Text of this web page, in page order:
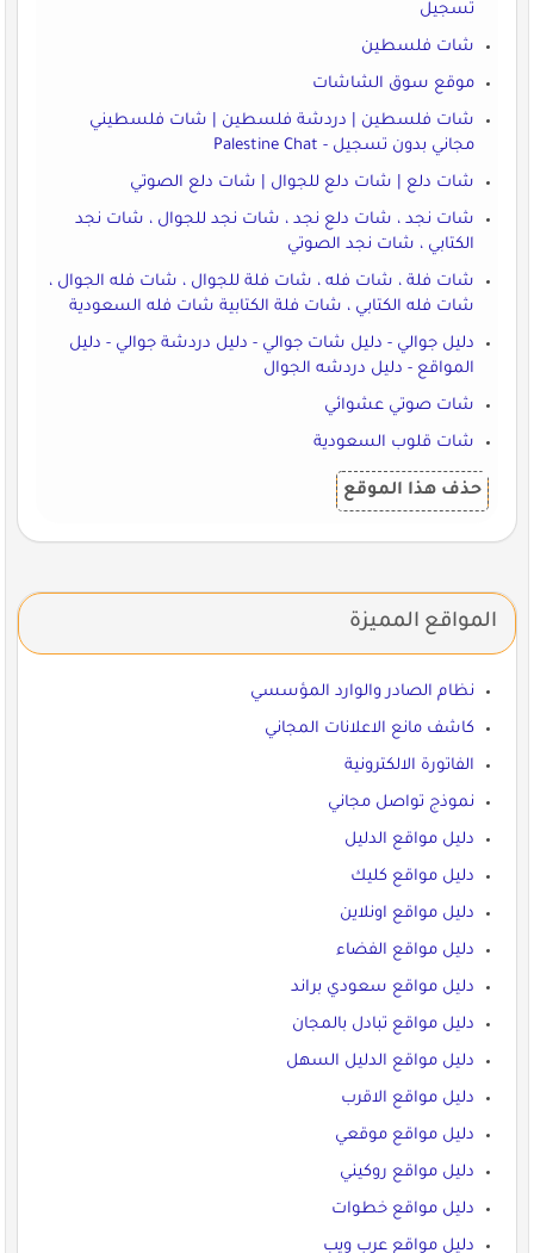
تسجيل
شات فلسطين
موقع سوق الشاشات
شات فلسطين | دردشة فلسطين | شات فلسطيني
مجاني بدون تسجيل - Palestine Chat
شات دلع | شات دلع للجوال | شات دلع الصوتي
شات نجد ، شات دلع نجد ، شات نجد للجوال ، شات نجد
الكتابي ، شات نجد الصوتي
شات فلة ، شات فله ، شات فلة للجوال ، شات فله الجوال ،
شات فله الكتابي ، شات فلة الكتابية شات فله السعودية
دليل جوالي - دليل شات جوالي - دليل دردشة جوالي - دليل
المواقع - دليل دردشه الجوال
شات صوتي عشوائي
شات قلوب السعودية
حذف هذا الموقع
المواقع المميزة
نظام الصادر والوارد المؤسسي
كاشف مانع الاعلانات المجاني
الفاتورة الالكترونية
نموذج تواصل مجاني
دليل مواقع الدليل
دليل مواقع كليك
دليل مواقع اونلاين
دليل مواقع الفضاء
دليل مواقع سعودي براند
دليل مواقع تبادل بالمجان
دليل مواقع الدليل السهل
دليل مواقع الاقرب
دليل مواقع موقعي
دليل مواقع روكيني
دليل مواقع خطوات
دليل مواقع عرب ويب